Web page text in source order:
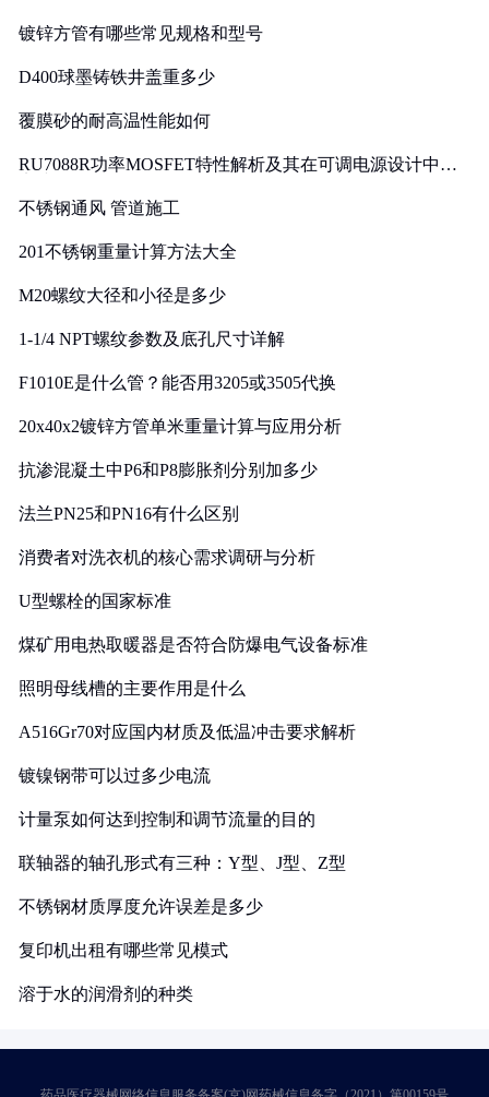
镀锌方管有哪些常见规格和型号
D400球墨铸铁井盖重多少
覆膜砂的耐高温性能如何
RU7088R功率MOSFET特性解析及其在可调电源设计中的
不锈钢通风 管道施工
201不锈钢重量计算方法大全
M20螺纹大径和小径是多少
1-1/4 NPT螺纹参数及底孔尺寸详解
F1010E是什么管？能否用3205或3505代换
20x40x2镀锌方管单米重量计算与应用分析
抗渗混凝土中P6和P8膨胀剂分别加多少
法兰PN25和PN16有什么区别
消费者对洗衣机的核心需求调研与分析
U型螺栓的国家标准
煤矿用电热取暖器是否符合防爆电气设备标准
照明母线槽的主要作用是什么
A516Gr70对应国内材质及低温冲击要求解析
镀镍钢带可以过多少电流
计量泵如何达到控制和调节流量的目的
联轴器的轴孔形式有三种：Y型、J型、Z型
不锈钢材质厚度允许误差是多少
复印机出租有哪些常见模式
溶于水的润滑剂的种类